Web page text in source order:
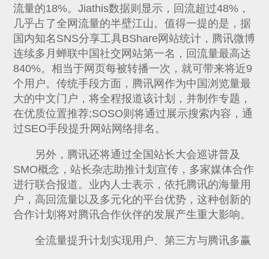
流量的18%。Jiathis数据则显示，回流超过48%，
几乎占了全网流量的半壁江山。值得一提的是，据
国内知名SNS分享工具BShare网站统计，腾讯微博
连续多月蝉联中国社交网站第一名，回流量最高达
840%。相当于网页每被转播一次，就可带来将近9
个用户。传统手段方面，腾讯网作为中国浏览量最
大的中文门户，将全程报道该计划，并制作专题，
在优质位置推荐;SOSO则将通过展示搜索内容，通
过SEO手段提升网站网络排名。
另外，腾讯还将通过全国站长大会巡讲普及
SMO概念，站长杂志助推计划宣传，多家媒体合作
进行联合报道。业内人士表示，依托腾讯的海量用
户，高回流量以及多元化的平台优势，这种创新的
合作计划将对腾讯合作伙伴的发展产生重大影响。
全流量提升计划实现用户、第三方与腾讯多赢